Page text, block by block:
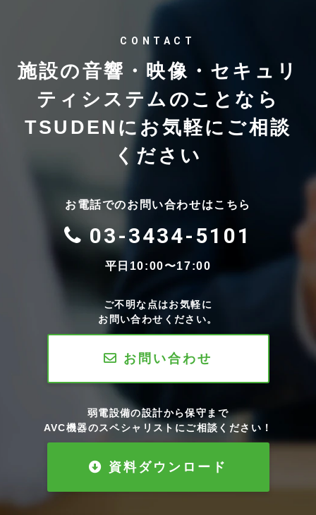
CONTACT
施設の音響・映像・セキュリ
ティシステムのことなら
TSUDENにお気軽にご相談
ください
お電話でのお問い合わせはこちら
03-3434-5101
平日10:00〜17:00
ご不明な点はお気軽に
お問い合わせください。
お問い合わせ
弱電設備の設計から保守まで
AVC機器のスペシャリストにご相談ください！
資料ダウンロード